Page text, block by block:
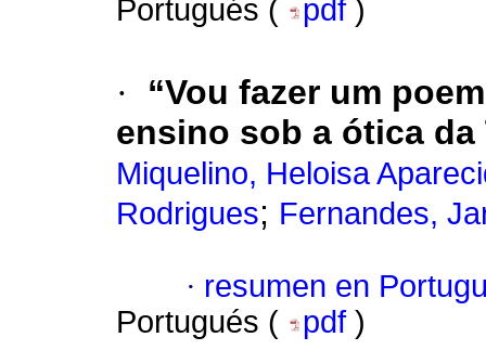
Portugués (
pdf )
·
“Vou fazer um
ensino sob a ótica
Miquelino, Heloisa
Rodrigues; Fernandes,
· resumen en
Portugués (
pdf )